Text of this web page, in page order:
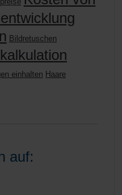
Bildretuschen
einhalten Haare
auf: